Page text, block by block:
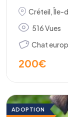
Créteil,Île-
516 Vues
Chat
200€
ADOPTION